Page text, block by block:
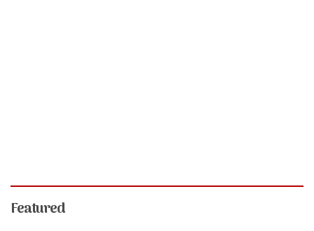
Featured